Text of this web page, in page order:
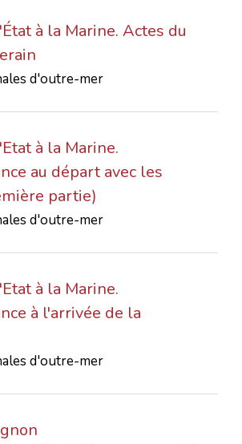
à la Marine. Actes du
d'outre-mer
à la Marine.
au départ avec les
partie)
d'outre-mer
à la Marine.
à l'arrivée de la
d'outre-mer